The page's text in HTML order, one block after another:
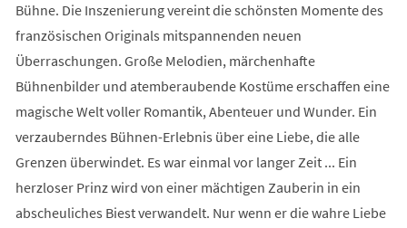
Bühne. Die Inszenierung vereint die schönsten Momente des
französischen Originals mitspannenden neuen
Überraschungen. Große Melodien, märchenhafte
Bühnenbilder und atemberaubende Kostüme erschaffen eine
magische Welt voller Romantik, Abenteuer und Wunder. Ein
verzauberndes Bühnen-Erlebnis über eine Liebe, die alle
Grenzen überwindet. Es war einmal vor langer Zeit ... Ein
herzloser Prinz wird von einer mächtigen Zauberin in ein
abscheuliches Biest verwandelt. Nur wenn er die wahre Liebe